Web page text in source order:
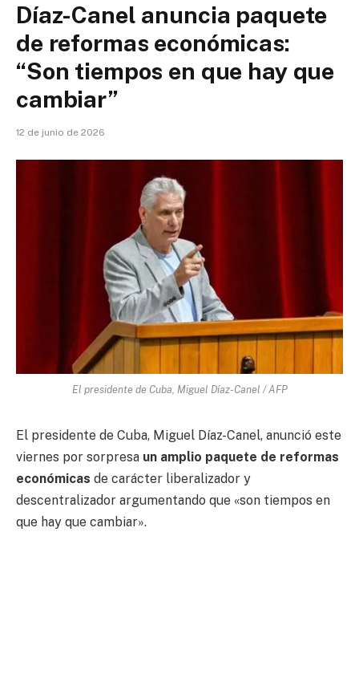
Díaz-Canel anuncia paquete
de reformas económicas:
“Son tiempos en que hay que
cambiar”
12 de junio de 2026
El presidente de Cuba, Miguel Díaz-Canel / AFP
El presidente de Cuba, Miguel Díaz-Canel, anunció este
viernes por sorpresa un amplio paquete de reformas
económicas de carácter liberalizador y
descentralizador argumentando que «son tiempos en
que hay que cambiar».